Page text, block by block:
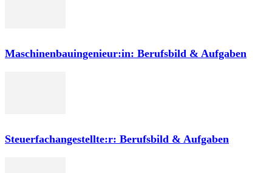
Maschinenbauingenieur:in: Berufsbild & Aufgaben
Steuerfachangestellte:r: Berufsbild & Aufgaben